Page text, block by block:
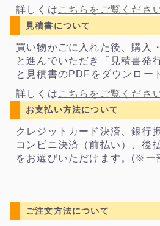
詳しくは こちらをご覧くださ
見積書について
買い物かごに入れた後、購入
と進んでいただき「見積書発
と見積書のPDFをダウンロー
詳しくは こちらをご覧くださ
お支払い方法について
クレジットカード決済、銀行
コンビニ決済（前払い）、後
をお選びいただけます。(※一
ご注文方法について